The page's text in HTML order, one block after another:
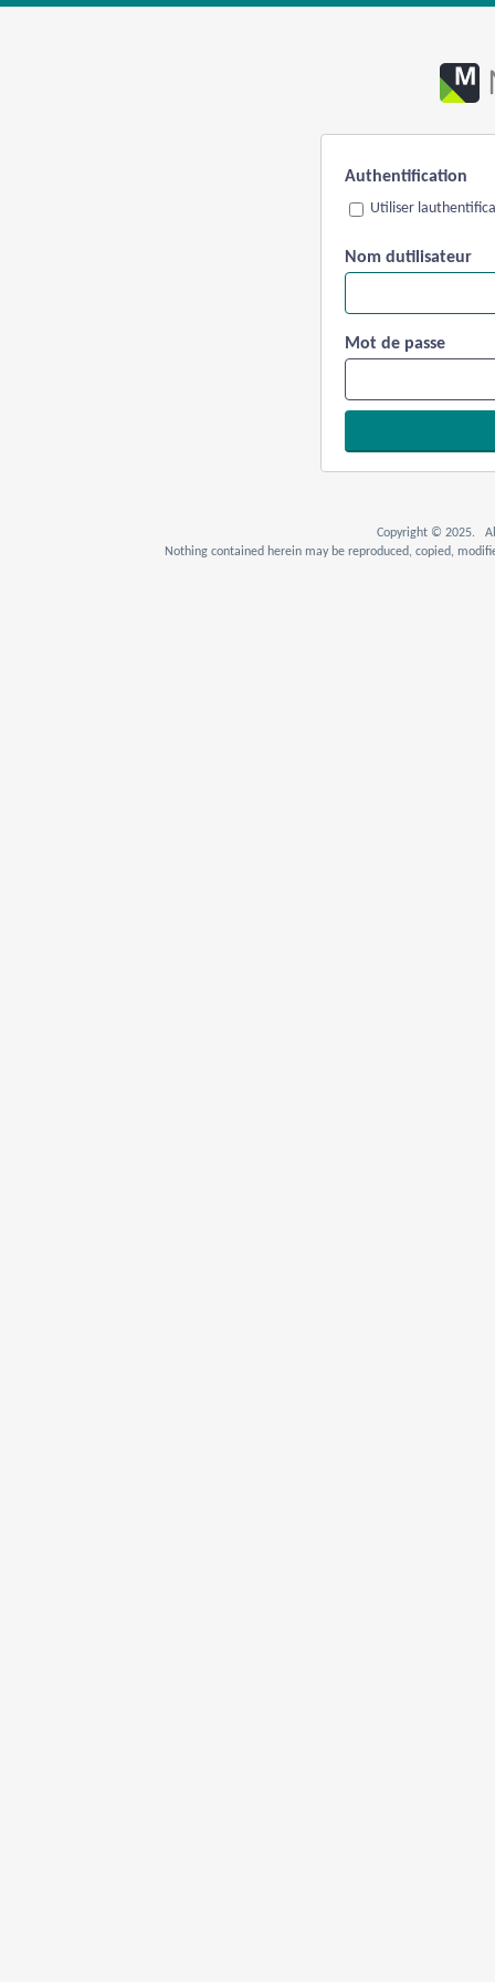
Authentification
Utiliser
Nom dutilisateur
Mot de passe
Copyright © 2025. All
Nothing contained herein may be reproduced, copied,